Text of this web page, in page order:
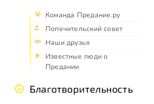
Команда Предание.ру
Попечительский совет
Наши друзья
Известные люди о
Предании
Благотворительность